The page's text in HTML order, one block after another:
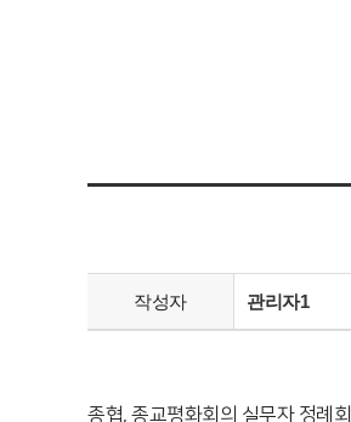
작성자 관리자1
종협, 종교평화회의 실무자 정례